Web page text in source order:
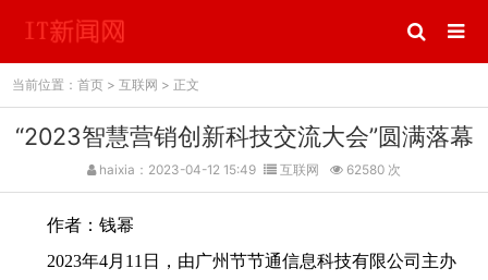
当前位置： 首页> 互联网 > 正文
“2023智慧营销创新科技交流大会”圆满落幕
haixia：2023-04-12 15:49 互联网 62580 次
作者：钱幂
2023年4月11日，由广州节节通信息科技有限公司主办